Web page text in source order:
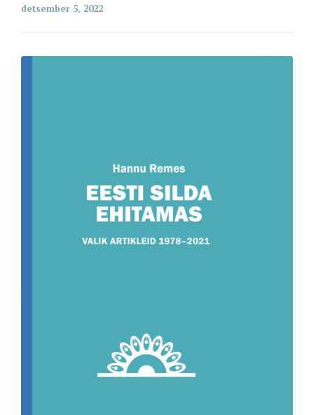
detsember 5, 2022